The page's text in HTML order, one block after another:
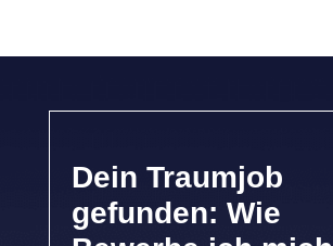
Dein Traumjob
gefunden: Wie